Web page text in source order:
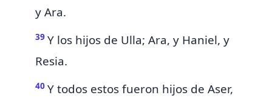
y Ara.
39 Y los hijos de Ulla; Ara, y Haniel, y
Resia.
40 Y todos estos fueron hijos de Aser,